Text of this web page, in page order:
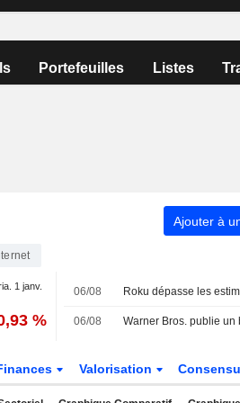
Portefeuilles Listes
Ajouter à
1 janv.
%
06/08
06/08
Valorisation